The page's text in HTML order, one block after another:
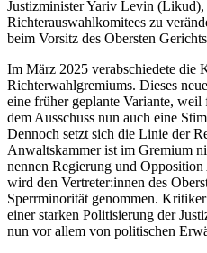
Justizminister Yariv Levin (Likud),
Richterauswahlkomitees zu
beim Vorsitz des Obersten
Im März 2025 verabschiedete die
Richterwahlgremiums. Die­ses neue
eine früher geplante Variante,
dem Ausschuss nun auch eine
Dennoch setzt sich die Linie der
Anwaltskammer ist im Gre­mium
nennen Regierung und
wird den Vertreter:innen des
Sperrminorität genommen.
einer starken Politisierung der
nun vor allem von politischen